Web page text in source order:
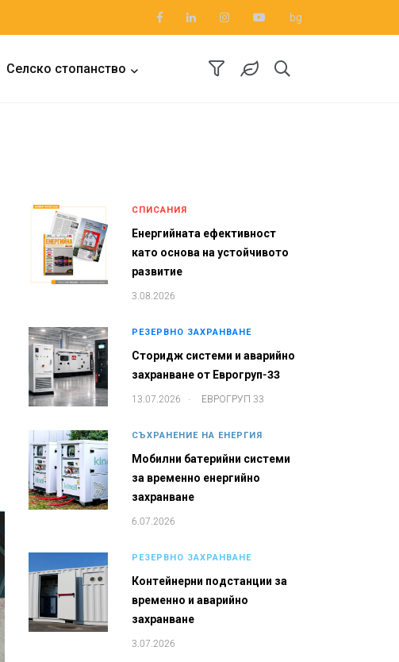
bg
Селско стопанство
СПИСАНИЯ
Енергийната ефективност
като основа на устойчивото
развитие
3.08.2026
РЕЗЕРВНО ЗАХРАНВАНЕ
Сторидж системи и аварийно
захранване от Еврогруп-33
13.07.2026 . ЕВРОГРУП 33
СЪХРАНЕНИЕ НА ЕНЕРГИЯ
Мобилни батерийни системи
за временно енергийно
захранване
6.07.2026
РЕЗЕРВНО ЗАХРАНВАНЕ
Контейнерни подстанции за
временно и аварийно
захранване
3.07.2026